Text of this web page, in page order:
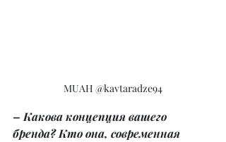
MUAH @kavtaradze94
– Какова концепция вашего
бренда? Кто она, современная